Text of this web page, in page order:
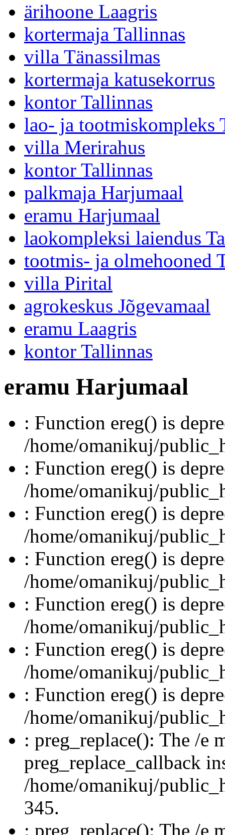
ärihoone Laagris
kortermaja Tallinnas
villa Tänassilmas
kortermaja katusekorrus
kontor Tallinnas
lao- ja tootmiskompleks
villa Merirahus
kontor Tallinnas
palkmaja Harjumaal
eramu Harjumaal
laokompleksi laiendus
tootmis- ja olmehooned
villa Pirital
agrokeskus Jõgevamaal
eramu Laagris
kontor Tallinnas
eramu Harjumaal
: Function ereg() is
/home/omanikuj/
: Function ereg() is
/home/omanikuj/
: Function ereg() is
/home/omanikuj/
: Function ereg() is
/home/omanikuj/
: Function ereg() is
/home/omanikuj/
: Function ereg() is
/home/omanikuj/
: Function ereg() is
/home/omanikuj/
: preg_replace(): The /e
preg_replace_callback
/home/omanikuj/
345.
: preg_replace(): The /e